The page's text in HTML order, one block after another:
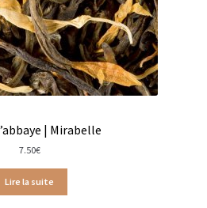
Durance
Durance
Woodwick
| Mirabelle
7.50€
Lire la suite